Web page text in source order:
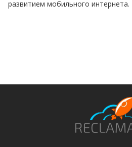
развитием мобильного интернета.